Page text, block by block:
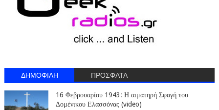
ΔΗΜΟΦΙΛΗ ΠΡΟΣΦΑΤΑ
16 Φεβρουαρίου 1943: Η αιματηρή Σφαγή του
Δομένικου Ελασσόνας (video)